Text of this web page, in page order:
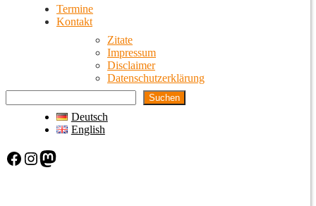
Termine
Kontakt
Zitate
Impressum
Disclaimer
Datenschutzerklärung
Suchen
Deutsch
English
Facebook Instagram Mastodon